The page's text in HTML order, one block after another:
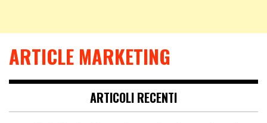
ARTICLE MARKETING
ARTICOLI RECENTI